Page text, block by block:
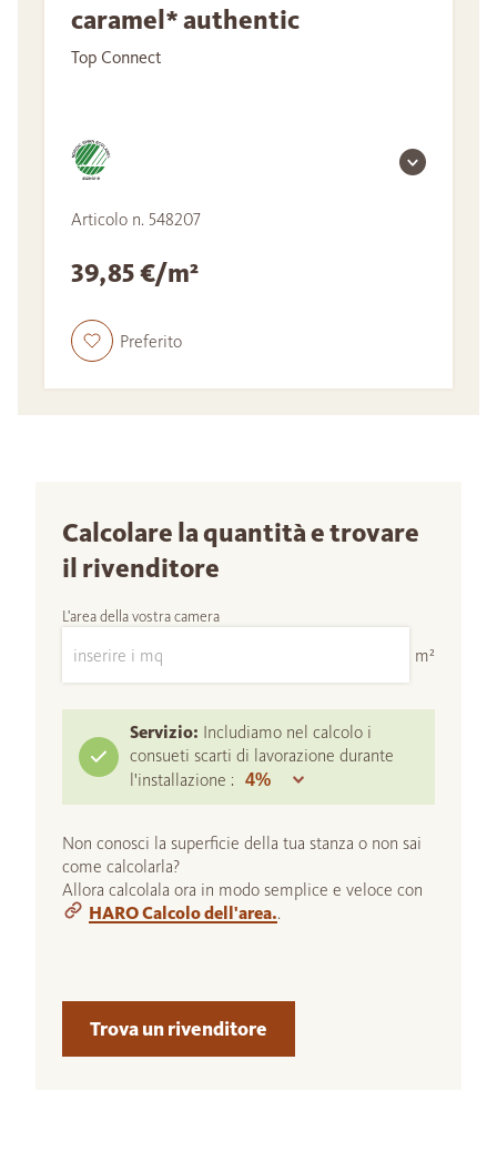
caramel* authentic
Top Connect
Articolo n. 548207
39,85 €/m²
Preferito
Calcolare la quantità e trovare
il rivenditore
L'area della vostra camera
m²
Servizio: Includiamo nel calcolo i
consueti scarti di lavorazione durante
l'installazione :
Non conosci la superficie della tua stanza o non sai
come calcolarla?
Allora calcolala ora in modo semplice e veloce con
HARO Calcolo dell'area..
Trova un rivenditore